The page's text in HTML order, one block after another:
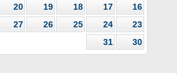
16
17
18
19
20
23
24
25
26
27
30
31